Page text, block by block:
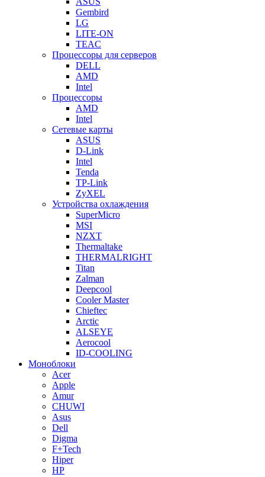
Gembird
LG
LITE-ON
TEAC
Процессоры для серверов
DELL
AMD
Intel
Процессоры
AMD
Intel
Сетевые карты
ASUS
D-Link
Intel
Tenda
TP-Link
ZyXEL
Устройства охлаждения
SuperMicro
MSI
NZXT
Thermaltake
THERMALRIGHT
Titan
Zalman
Deepcool
Cooler Master
Chieftec
Arctic
ALSEYE
Aerocool
ID-COOLING
Моноблоки
Acer
Apple
Amur
CHUWI
Asus
Dell
Digma
F+Tech
Hiper
HP